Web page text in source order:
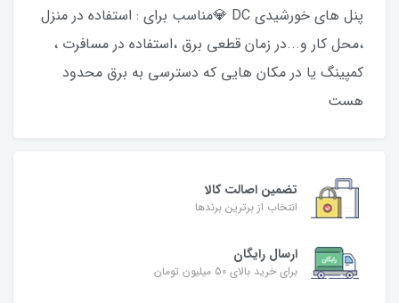
پنل های خورشیدی DC 💎مناسب برای : استفاده در منزل
،محل کار و...در زمان قطعی برق ،استفاده در مسافرت ،
کمپینگ یا در مکان هایی که دسترسی به برق محدود
هست
تضمین اصالت کالا
انتخاب از برترین برندها
ارسال رایگان
برای خرید بالای 50 میلیون تومان